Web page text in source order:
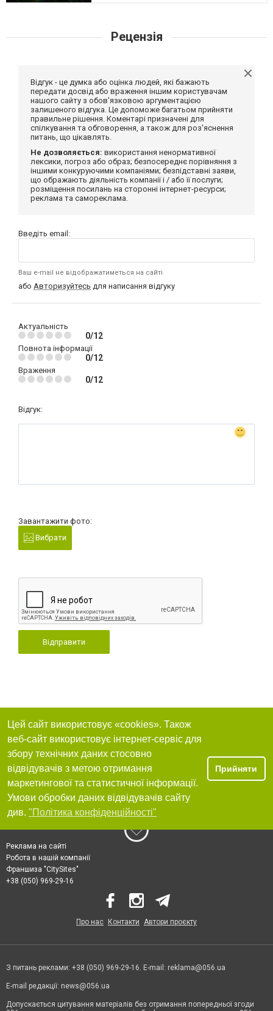
Рецензія
Відгук - це думка або оцінка людей, які бажають
передати досвід або враження іншим користувачам
нашого сайту з обов'язковою аргументацією
залишеного відгука. Це допоможе багатьом прийняти
правильне рішення. Коментарі призначені для
спілкування та обговорення, а також для роз'яснення
питань, що цікавлять.
Не дозволяється: використання ненормативної
лексики, погроз або образ; безпосереднє порівняння з
іншими конкуруючими компаніями; безпідставні заяви,
що ображають діяльність компанії і / або її послуги;
розміщення посилань на сторонні інтернет-ресурси;
реклама та самореклама.
Введіть email:
Ваш e-mail не відображатиметься на сайті
або Авторизуйтесь для написання відгуку
Актуальність
0/12
Повнота інформації
0/12
Враження
0/12
Відгук:
Завантажити фото:
Вибрати
Відправити
Цей сайт використовує «cookies». Також
веб-сайт використовує інтернет-сервіс для
збору технічних даних стосовно
відвідувачів з метою отримання
маркетингової та статистичної інформації.
Умови обробки даних відвідувачів сайту
див. "Політика конфіденційності"
Прийняти
Реклама на сайті
Робота в нашій компанії
Франшиза "CitySites"
+38 (050) 969-29-16
Про нас Контакти Автори проєкту
З питань реклами: +38 (050) 969-29-16. E-mail: reklama@056.ua
E-mail редакції: news@056.ua
Допускається цитування матеріалів без отримання попередньої згоди